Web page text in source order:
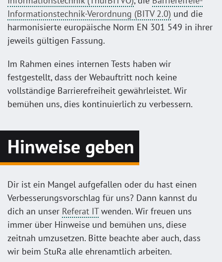
Informationstechnik-Verordnung (BITV 2.0) und die
harmonisierte europäische Norm EN 301 549 in ihrer
jeweils gültigen Fassung.
Im Rahmen eines internen Tests haben wir
festgestellt, dass der Webauftritt noch keine
vollständige Barrierefreiheit gewährleistet. Wir
bemühen uns, dies kontinuierlich zu verbessern.
Hinweise geben
Dir ist ein Mangel aufgefallen oder du hast einen
Verbesserungsvorschlag für uns? Dann kannst du
dich an unser Referat ITwenden. Wir freuen uns
immer über Hinweise und bemühen uns, diese
zeitnah umzusetzen. Bitte beachte aber auch, dass
wir beim StuRa alle ehrenamtlich arbeiten.